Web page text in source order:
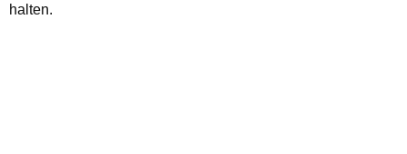
halten.